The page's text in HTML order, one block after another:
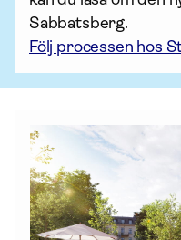
Sabbatsberg.
Följ processen hos